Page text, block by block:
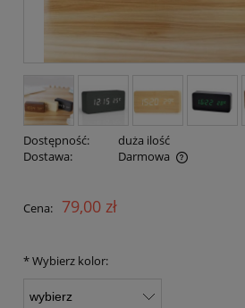
Dostępność:
duża ilość
Dostawa:
Darmowa
Cena nie zawiera ewentualnych
Cena: 79,00 zł
*Wybierz kolor: